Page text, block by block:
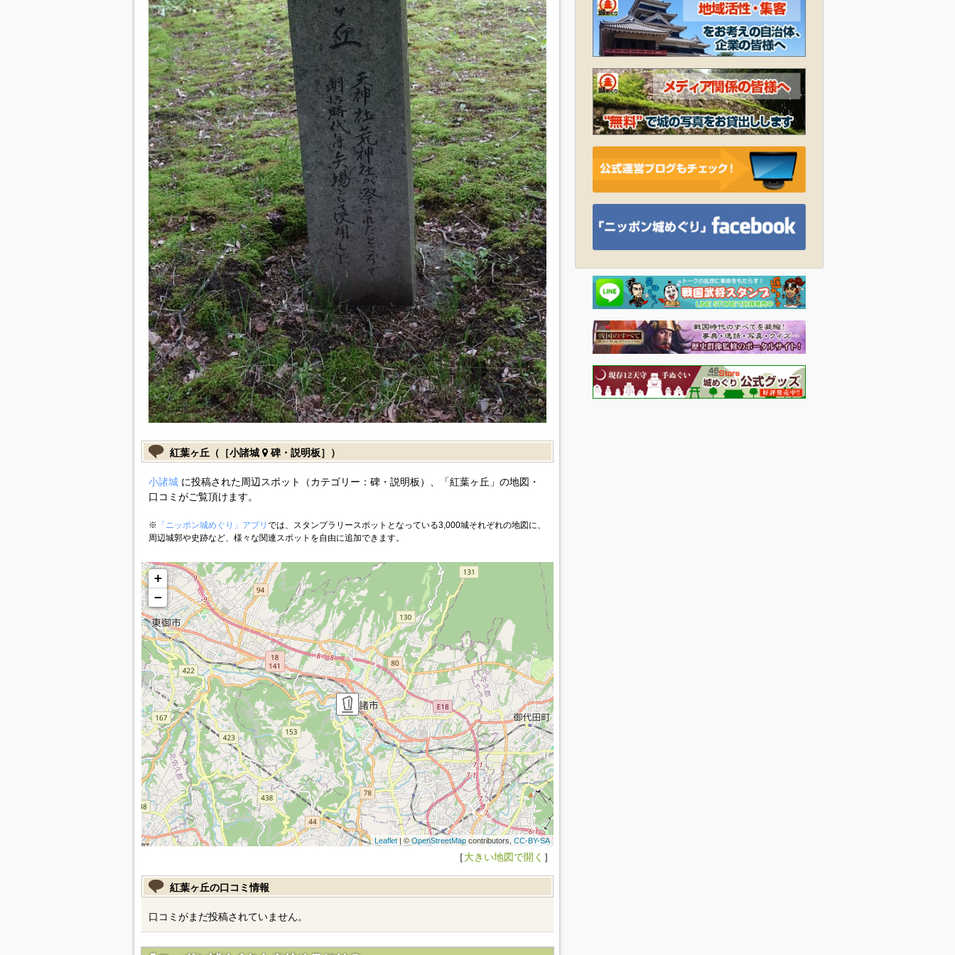
紅葉ヶ丘（［小諸城 碑・説明板］）
小諸城に投稿された周辺スポット（カテゴリー：碑・説明板）、「紅葉ヶ丘」の地図・
口コミがご覧頂けます。
※ 「ニッポン城めぐり」アプリ では、スタンプラリースポットとなっている3,000城それぞれの地図に、
周辺城郭や史跡など、様々な関連スポットを自由に追加できます。
+
−
Leaflet| ©OpenStreetMapcontributors, CC-BY-SA
［大きい地図で開く ］
紅葉ヶ丘の口コミ情報
口コミがまだ投稿されていません。